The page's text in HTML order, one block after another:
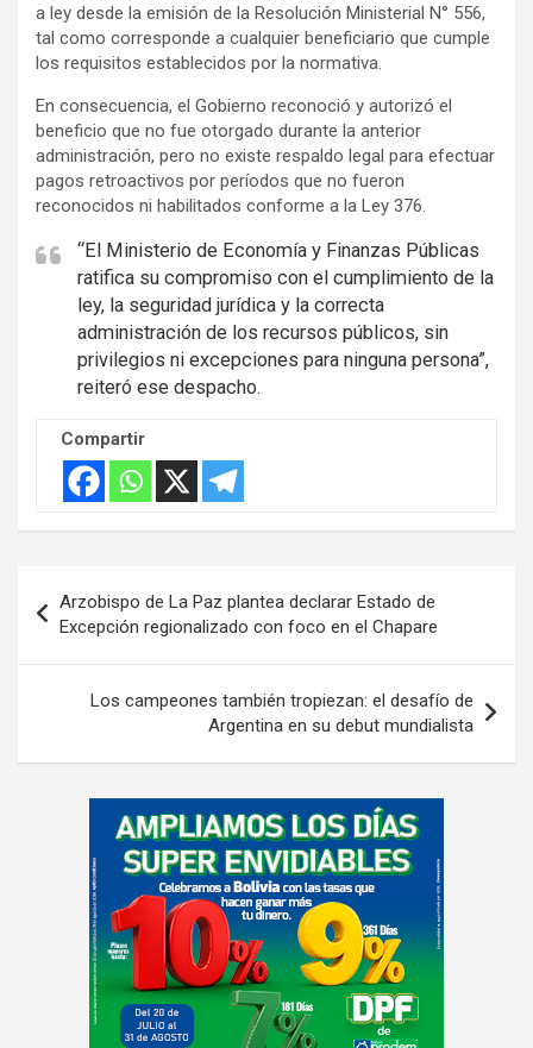
a ley desde la emisión de la Resolución Ministerial N° 556,
tal como corresponde a cualquier beneficiario que cumple
los requisitos establecidos por la normativa.
En consecuencia, el Gobierno reconoció y autorizó el
beneficio que no fue otorgado durante la anterior
administración, pero no existe respaldo legal para efectuar
pagos retroactivos por períodos que no fueron
reconocidos ni habilitados conforme a la Ley 376.
“El Ministerio de Economía y Finanzas Públicas
ratifica su compromiso con el cumplimiento de la
ley, la seguridad jurídica y la correcta
administración de los recursos públicos, sin
privilegios ni excepciones para ninguna persona”,
reiteró ese despacho.
Compartir
de
entradas
Arzobispo de La Paz plantea declarar Estado de
Excepción regionalizado con foco en el Chapare
Los campeones también tropiezan: el desafío de
Argentina en su debut mundialista